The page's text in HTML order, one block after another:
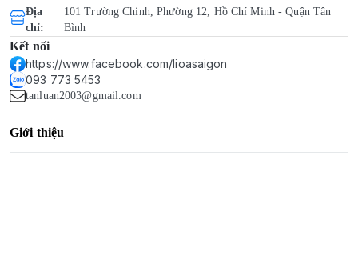
Địa
chỉ:
101 Trường Chinh, Phường 12, Hồ Chí Minh - Quận Tân
Bình
Kết nối
https://www.facebook.com/lioasaigon
093 773 5453
tanluan2003@gmail.com
Giới thiệu